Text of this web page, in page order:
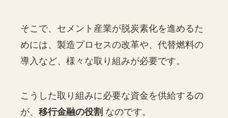
そこで、セメント産業が脱炭素化を進めるた
めには、製造プロセスの改革や、代替燃料の
導入など、様々な取り組みが必要です。
こうした取り組みに必要な資金を供給するの
が、移行金融の役割 なのです。